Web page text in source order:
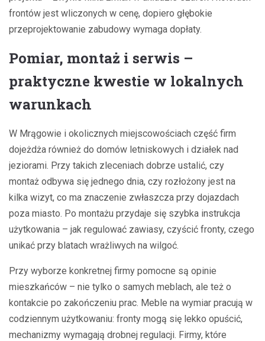
frontów jest wliczonych w cenę, dopiero głębokie
przeprojektowanie zabudowy wymaga dopłaty.
Pomiar, montaż i serwis –
praktyczne kwestie w lokalnych
warunkach
W Mrągowie i okolicznych miejscowościach część firm
dojeżdża również do domów letniskowych i działek nad
jeziorami. Przy takich zleceniach dobrze ustalić, czy
montaż odbywa się jednego dnia, czy rozłożony jest na
kilka wizyt, co ma znaczenie zwłaszcza przy dojazdach
poza miasto. Po montażu przydaje się szybka instrukcja
użytkowania – jak regulować zawiasy, czyścić fronty, czego
unikać przy blatach wrażliwych na wilgoć.
Przy wyborze konkretnej firmy pomocne są opinie
mieszkańców – nie tylko o samych meblach, ale też o
kontakcie po zakończeniu prac. Meble na wymiar pracują w
codziennym użytkowaniu: fronty mogą się lekko opuścić,
mechanizmy wymagają drobnej regulacji. Firmy, które